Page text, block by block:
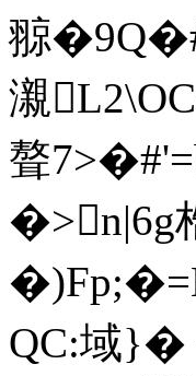
翞
瀙
聱
�>n|6g
QC:域